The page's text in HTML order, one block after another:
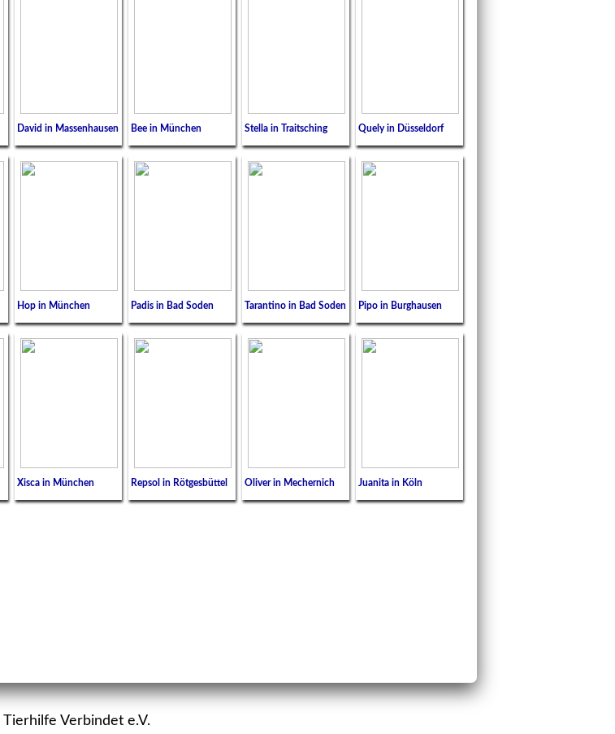
David in Massenhausen Bee in München Stella in Traitsching Quely in Düsseldorf
Hop in München Padis in Bad Soden Tarantino in Bad Soden Pipo in Burghausen
Xisca in München Repsol in Rötgesbüttel Oliver in Mechernich Juanita in Köln
Verbindet e.V.